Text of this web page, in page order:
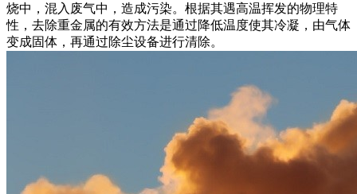
烧中，混入废气中，造成污染。根据其遇高温挥发的物理特
性，去除重金属的有效方法是通过降低温度使其冷凝，由气体
变成固体，再通过除尘设备进行清除。